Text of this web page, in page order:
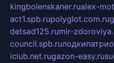
kingbolenskaner.rualex-
act1.spb.rupolyglot.com.ru
detsad125.rumir-
council.spb.ru
iclub.net.rugazon-easy.ru